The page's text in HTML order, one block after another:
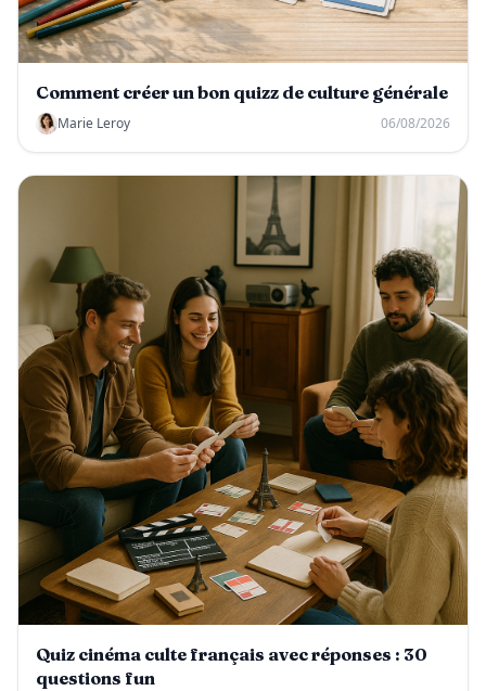
Comment créer un bon quizz de culture générale
Marie Leroy 06/08/2026
Quiz cinéma culte français avec réponses : 30
questions fun